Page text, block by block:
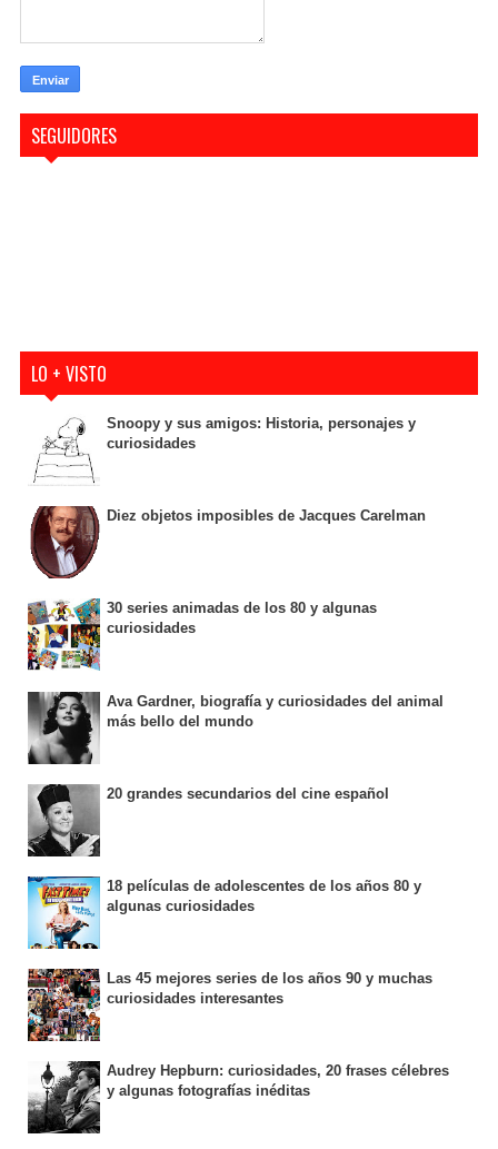
SEGUIDORES
LO + VISTO
Snoopy y sus amigos: Historia, personajes y
curiosidades
Diez objetos imposibles de Jacques Carelman
30 series animadas de los 80 y algunas
curiosidades
Ava Gardner, biografía y curiosidades del animal
más bello del mundo
20 grandes secundarios del cine español
18 películas de adolescentes de los años 80 y
algunas curiosidades
Las 45 mejores series de los años 90 y muchas
curiosidades interesantes
Audrey Hepburn: curiosidades, 20 frases célebres
y algunas fotografías inéditas